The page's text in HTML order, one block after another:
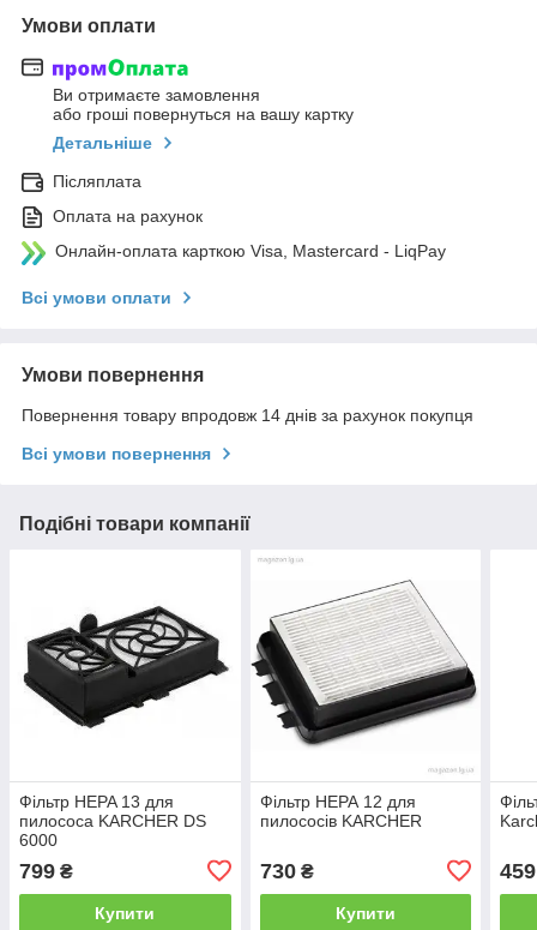
Умови оплати
Ви отримаєте замовлення
або гроші повернуться на вашу картку
Детальніше
Післяплата
Оплата на рахунок
Онлайн-оплата карткою Visa, Mastercard - LiqPay
Всі умови оплати
Умови повернення
Повернення товару впродовж 14 днів за рахунок покупця
Всі умови повернення
Подібні товари компанії
Фільтр HEPA 13 для
пилососа KARCHER DS
6000
799 ₴
Купити
Фільтр НЕРА 12 для
пилососів KARCHER
730₴
Купити
459